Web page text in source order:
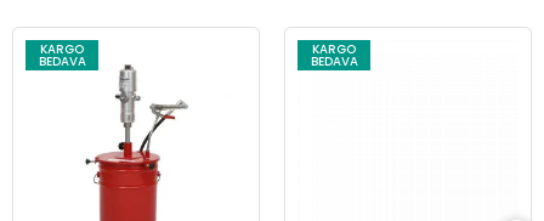
KARGO
BEDAVA
KARGO
BEDAVA